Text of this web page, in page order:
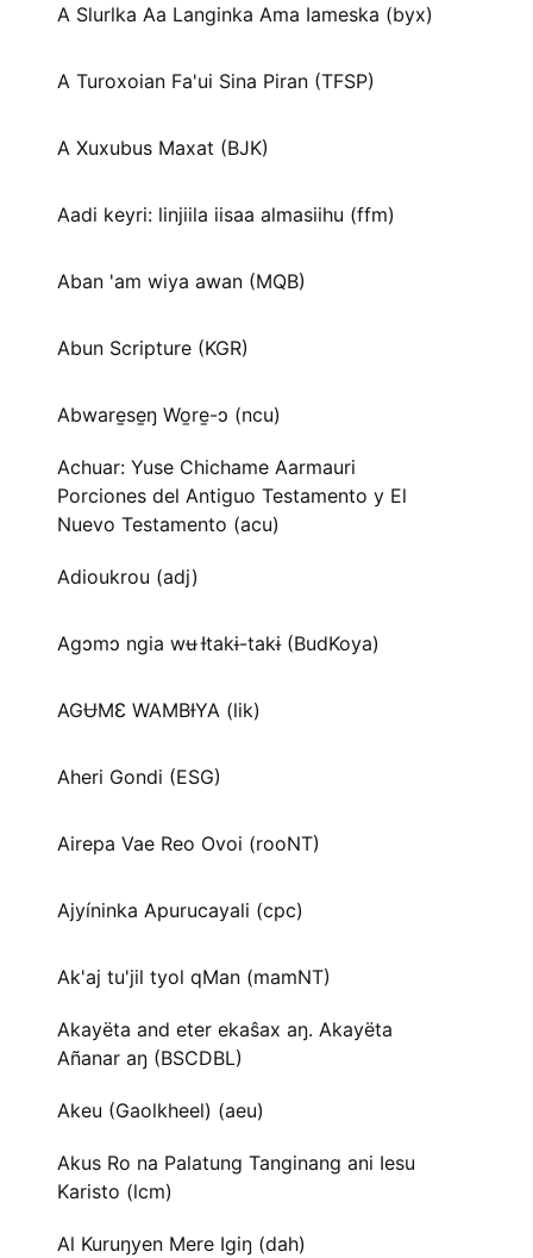
A Slurlka Aa Langinka Ama Iameska (byx)
A Turoxoian Fa'ui Sina Piran (TFSP)
A Xuxubus Maxat (BJK)
Aadi keyri: linjiila iisaa almasiihu (ffm)
Aban 'am wiya awan (MQB)
Abun Scripture (KGR)
Abware̱se̱ŋ Wo̱re̱-ɔ (ncu)
Achuar: Yuse Chichame Aarmauri
Porciones del Antiguo Testamento y El
Nuevo Testamento (acu)
Adioukrou (adj)
Agɔmɔ ngia wʉ Ɨtakɨ-takɨ (BudKoya)
AGɄMƐ WAMBƗYA (lik)
Aheri Gondi (ESG)
Airepa Vae Reo Ovoi (rooNT)
Ajyíninka Apurucayali (cpc)
Ak'aj tu'jil tyol qMan (mamNT)
Akayëta and eter ekaŝax aŋ. Akayëta
Añanar aŋ (BSCDBL)
Akeu (Gaolkheel) (aeu)
Akus Ro na Palatung Tanginang ani Iesu
Karisto (lcm)
Al Kuruŋyen Mere Igiŋ (dah)